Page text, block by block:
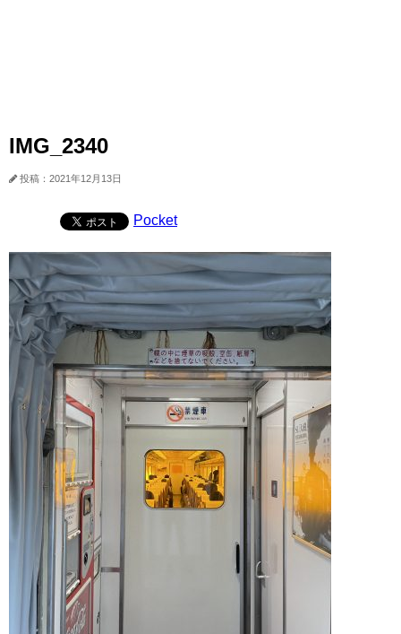
IMG_2340
投稿：2021年12月13日
Pocket